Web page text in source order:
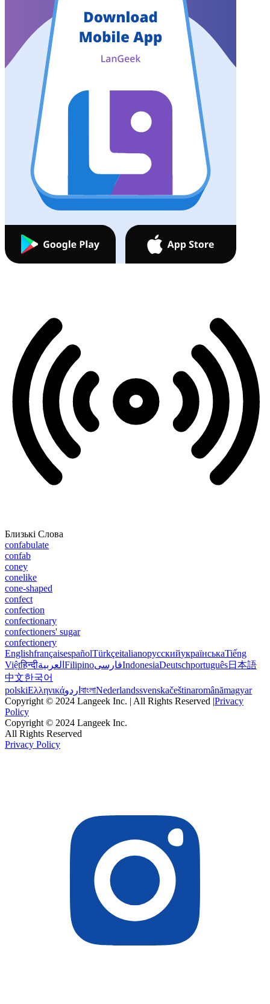
Близькі Слова
confabulate
confab
coney
conelike
cone-shaped
confect
confection
confectionary
confectioners' sugar
confectionery
EnglishfrançaisespañolTürkçeitalianoрусскийукраїнськаTiếng
Việtहिन्दीالعربية FilipinoفارسیIndonesiaDeutschportuguês日本語
中文한국어
polskiΕλληνικάاردو বাংলাNederlandssvenskačeštinaromânămagyar
Copyright © 2024 Langeek Inc. | All Rights Reserved |Privacy
Policy
Copyright © 2024 Langeek Inc.
All Rights Reserved
Privacy Policy